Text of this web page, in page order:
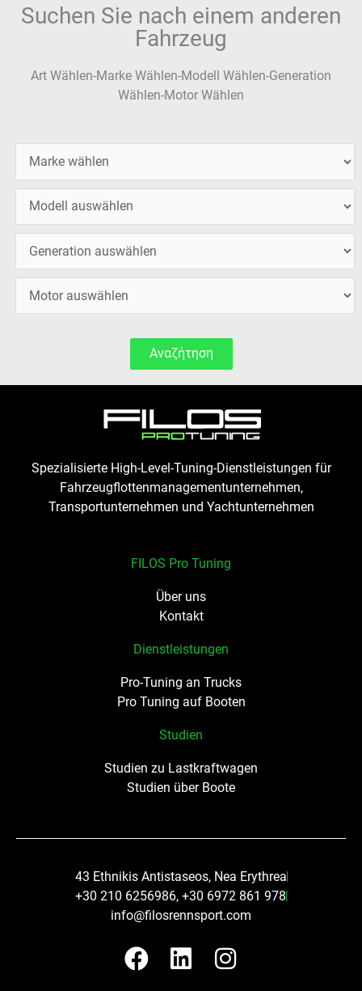
Suchen Sie nach einem anderen
Fahrzeug
Art Wählen-Marke Wählen-Modell Wählen-Generation
Wählen-Motor Wählen
Αναζήτηση
Spezialisierte High-Level-Tuning-Dienstleistungen für
Fahrzeugflottenmanagementunternehmen,
Transportunternehmen und Yachtunternehmen
FILOS Pro Tuning
Über uns
Kontakt
Dienstleistungen
Pro-Tuning an Trucks
Pro Tuning auf Booten
Studien
Studien zu Lastkraftwagen
Studien über Boote
43 Ethnikis Antistaseos, Nea Erythrea
+30 210 6256986, +30 6972 861 978
info@filosrennsport.com
F
a
L
i
I
n